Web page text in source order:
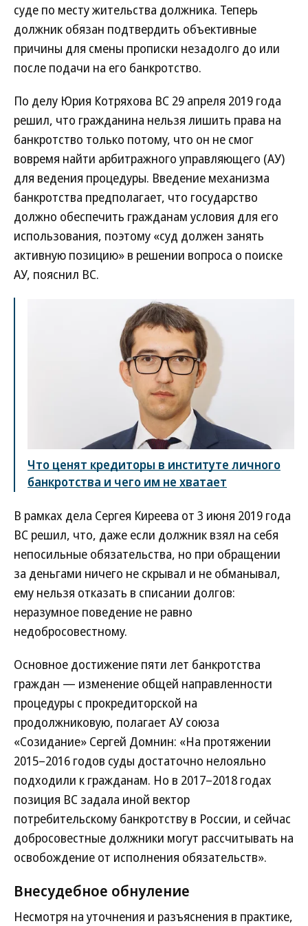
суде по месту жительства должника. Теперь
должник обязан подтвердить объективные
причины для смены прописки незадолго до или
после подачи на его банкротство.
По делу Юрия Котряхова ВС 29 апреля 2019 года
решил, что гражданина нельзя лишить права на
банкротство только потому, что он не смог
вовремя найти арбитражного управляющего (АУ)
для ведения процедуры. Введение механизма
банкротства предполагает, что государство
должно обеспечить гражданам условия для его
использования, поэтому «суд должен занять
активную позицию» в решении вопроса о поиске
АУ, пояснил ВС.
Что ценят кредиторы в институте личного
банкротства и чего им не хватает
В рамках дела Сергея Киреева от 3 июня 2019 года
ВС решил, что, даже если должник взял на себя
непосильные обязательства, но при обращении
за деньгами ничего не скрывал и не обманывал,
ему нельзя отказать в списании долгов:
неразумное поведение не равно
недобросовестному.
Основное достижение пяти лет банкротства
граждан — изменение общей направленности
процедуры с прокредиторской на
продолжниковую, полагает АУ союза
«Созидание» Сергей Домнин: «На протяжении
2015–2016 годов суды достаточно нелояльно
подходили к гражданам. Но в 2017–2018 годах
позиция ВС задала иной вектор
потребительскому банкротству в России, и сейчас
добросовестные должники могут рассчитывать на
освобождение от исполнения обязательств».
Внесудебное обнуление
Несмотря на уточнения и разъяснения в практике,